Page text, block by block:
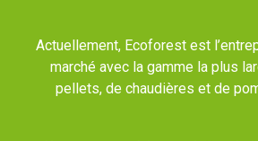
Actuellement, Ecoforest est
marché avec la gamme la plus
pellets, de chaudières et de